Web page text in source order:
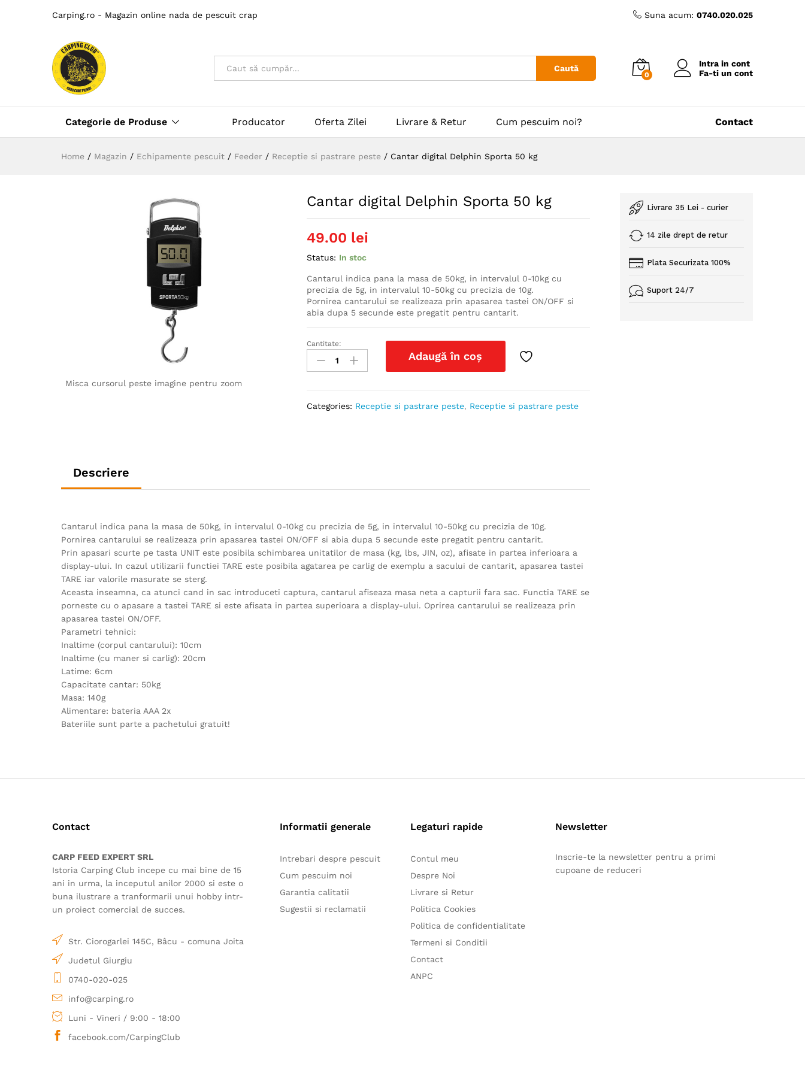
Carping.ro - Magazin online nada de pescuit crap Suna acum: 0740.020.025
Toate Caută
0
Intra in cont
Fa-ti un cont
Categorie de Produse Producator Oferta Zilei Livrare & Retur Cum pescuim noi? Contact
Home / Magazin / Echipamente pescuit / Feeder / Receptie si pastrare peste / Cantar digital Delphin Sporta 50 kg
Misca cursorul peste imagine pentru zoom
Cantar digital Delphin Sporta 50 kg
49.00 lei
Status: In stoc
Cantarul indica pana la masa de 50kg, in intervalul 0-10kg cu
precizia de 5g, in intervalul 10-50kg cu precizia de 10g.
Pornirea cantarului se realizeaza prin apasarea tastei ON/OFF si
abia dupa 5 secunde este pregatit pentru cantarit.
Cantar
digital
Delphin
kg
Cantitate:
Adaugă în coș
Categories: Receptie si pastrare peste, Receptie si pastrare peste
Descriere
Cantarul indica pana la masa de 50kg, in intervalul 0-10kg cu precizia de 5g, in intervalul 10-50kg cu precizia de 10g.
Pornirea cantarului se realizeaza prin apasarea tastei ON/OFF si abia dupa 5 secunde este pregatit pentru cantarit.
Prin apasari scurte pe tasta UNIT este posibila schimbarea unitatilor de masa (kg, lbs, JIN, oz), afisate in partea inferioara a
display-ului. In cazul utilizarii functiei TARE este posibila agatarea pe carlig de exemplu a sacului de cantarit, apasarea tastei
TARE iar valorile masurate se sterg.
Aceasta inseamna, ca atunci cand in sac introduceti captura, cantarul afiseaza masa neta a capturii fara sac. Functia TARE se
porneste cu o apasare a tastei TARE si este afisata in partea superioara a display-ului. Oprirea cantarului se realizeaza prin
apasarea tastei ON/OFF.
Parametri tehnici:
Inaltime (corpul cantarului): 10cm
Inaltime (cu maner si carlig): 20cm
Latime: 6cm
Capacitate cantar: 50kg
Masa: 140g
Alimentare: bateria AAA 2x
Bateriile sunt parte a pachetului gratuit!
Livrare 35 Lei - curier
14 zile drept de retur
Plata Securizata 100%
Suport 24/7
Contact
CARP FEED EXPERT SRL
Istoria Carping Club incepe cu mai bine de 15
ani in urma, la inceputul anilor 2000 si este o
buna ilustrare a tranformarii unui hobby intr-
un proiect comercial de succes.
Str. Ciorogarlei 145C, Bâcu - comuna Joita
Judetul Giurgiu
0740-020-025
info@carping.ro
Luni - Vineri / 9:00 - 18:00
facebook.com/CarpingClub
Informatii generale
Intrebari despre pescuit
Cum pescuim noi
Garantia calitatii
Sugestii si reclamatii
Legaturi rapide
Contul meu
Despre Noi
Livrare si Retur
Politica Cookies
Politica de confidentialitate
Termeni si Conditii
Contact
ANPC
Newsletter
Inscrie-te la newsletter pentru a primi
cupoane de reduceri